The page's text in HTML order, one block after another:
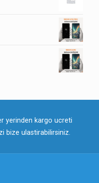
yerinden kargo ucreti
bize ulastirabilirsiniz.